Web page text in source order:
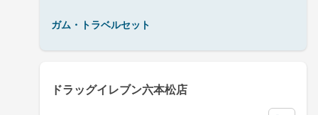
ガム・トラベルセット
ドラッグイレブン六本松店